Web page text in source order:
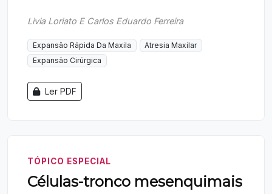
Livia Loriato E Carlos Eduardo Ferreira
Expansão Rápida Da Maxila
Atresia Maxilar
Expansão Cirúrgica
Ler PDF
TÓPICO ESPECIAL
Células-tronco mesenquimais